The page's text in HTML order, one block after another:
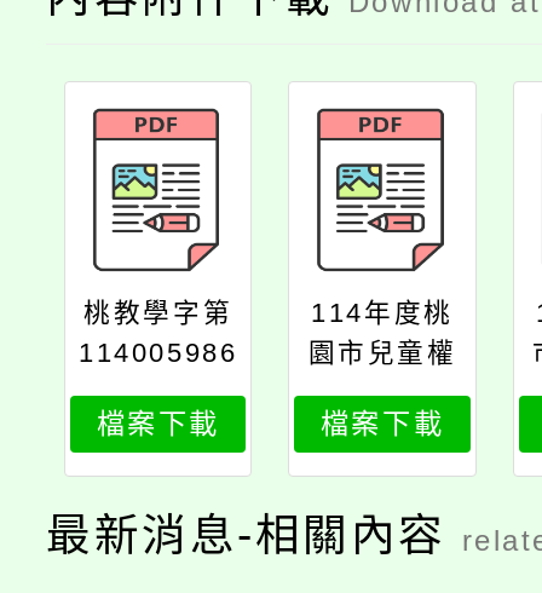
桃教學字第
114005986
6號
檔案下載
114年度桃
園市兒童權
利公約教育
訓練報名簡
章
檔案下載
最新消息-相關內容